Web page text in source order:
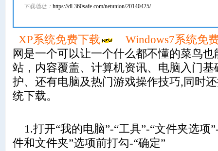
下载地址： https://dl.360safe.com/netunion/20140425/
XP系统免费下载
Windows7系统免
网是一个可以让一个什么都不懂的菜鸟
站，内容覆盖、计算机资讯、电脑入门
护、还有电脑及热门游戏操作技巧,同时
统下载。
1.打开“我的电脑”-“工具”-“文件夹选项
件和文件夹”选项前打勾-“确定”